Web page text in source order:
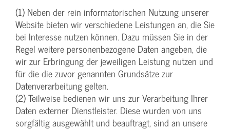
(1) Neben der rein informatorischen Nutzung unserer
Website bieten wir verschiedene Leistungen an, die Sie
bei Interesse nutzen können. Dazu müssen Sie in der
Regel weitere personenbezogene Daten angeben, die
wir zur Erbringung der jeweiligen Leistung nutzen und
für die die zuvor genannten Grundsätze zur
Datenverarbeitung gelten.
(2) Teilweise bedienen wir uns zur Verarbeitung Ihrer
Daten externer Dienstleister. Diese wurden von uns
sorgfältig ausgewählt und beauftragt, sind an unsere